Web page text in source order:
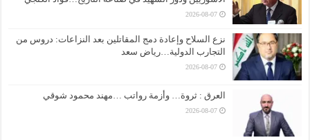
2026-08-07
نزع السلاح وإعادة دمج المقاتلين بعد النزاعات: دروس من
التجارب الدولية…رياض سعد
2026-08-07
العرق : ثروة… وأزمة رواتب …مهند محمود شوقي
2026-08-07